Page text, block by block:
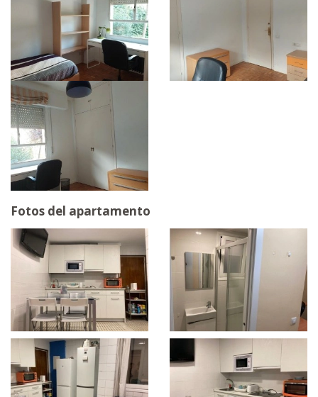
Fotos del apartamento